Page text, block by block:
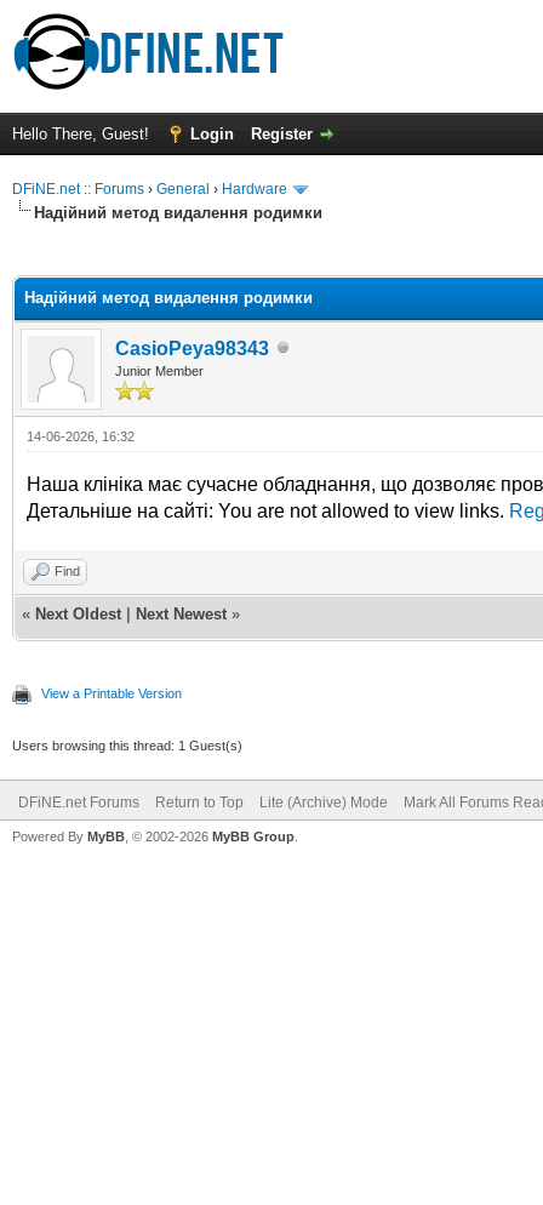
Hello There, Guest! Login Register
DFiNE.net :: Forums › General › Hardware
Надійний метод видалення родимки
Надійний метод видалення родимки
CasioPeya98343
Junior Member
14-06-2026, 16:32
Наша клініка має сучасне обладнання, що дозволяє
Детальніше на сайті: You are not allowed to view links.
Find
« Next Oldest Next Newest »
View a Printable Version
Users browsing this thread: 1 Guest(s)
DFiNE.net Forums Return to Top Lite (Archive) Mode Mark All Forums
Powered By MyBB , © 2002-2026 MyBB Group